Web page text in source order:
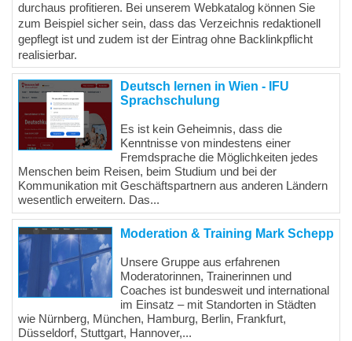
durchaus profitieren. Bei unserem Webkatalog können Sie
zum Beispiel sicher sein, dass das Verzeichnis redaktionell
gepflegt ist und zudem ist der Eintrag ohne Backlinkpflicht
realisierbar.
Deutsch lernen in Wien - IFU
Sprachschulung
Es ist kein Geheimnis, dass die
Kenntnisse von mindestens einer
Fremdsprache die Möglichkeiten jedes
Menschen beim Reisen, beim Studium und bei der
Kommunikation mit Geschäftspartnern aus anderen Ländern
wesentlich erweitern. Das...
Moderation & Training Mark Schepp
Unsere Gruppe aus erfahrenen
Moderatorinnen, Trainerinnen und
Coaches ist bundesweit und international
im Einsatz – mit Standorten in Städten
wie Nürnberg, München, Hamburg, Berlin, Frankfurt,
Düsseldorf, Stuttgart, Hannover,...